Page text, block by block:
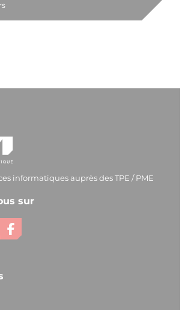
informatiques auprès des TPE / PME
sur
F